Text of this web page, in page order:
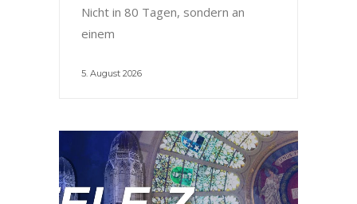
Nicht in 80 Tagen, sondern an
einem
5. August 2026